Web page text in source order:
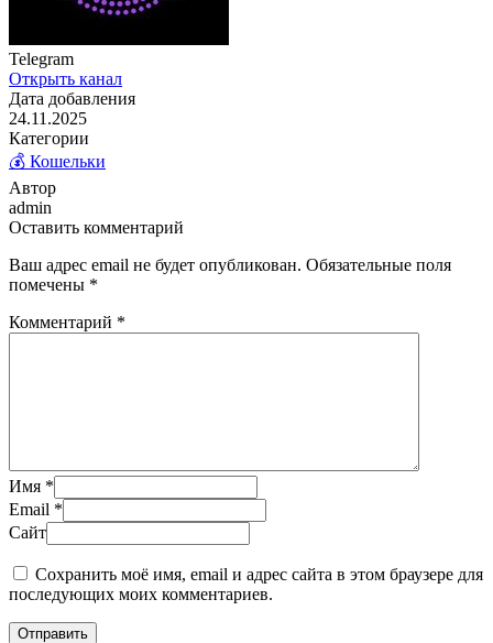
Telegram
Открыть канал
Дата добавления
24.11.2025
Категории
💰 Кошельки
Автор
admin
Оставить комментарий
Ваш адрес email не будет опубликован. Обязательные поля
помечены *
Комментарий *
Имя *
Email *
Сайт
Сохранить моё имя, email и адрес сайта в этом браузере для
последующих моих комментариев.
Отправить